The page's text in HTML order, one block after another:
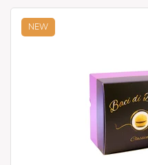
NEW